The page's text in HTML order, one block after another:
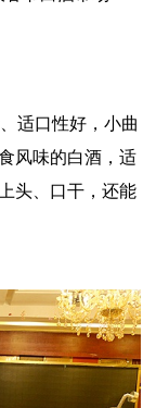
适口性好，小曲
风味的白酒，适
头、口干，还能